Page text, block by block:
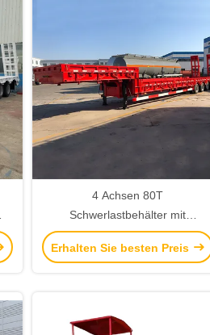
4 Achsen 80T
Schwerlastbehälter mit
Vergrößerern mit mechanischer
Aufhängung und Federn
Erhalten Sie besten Preis